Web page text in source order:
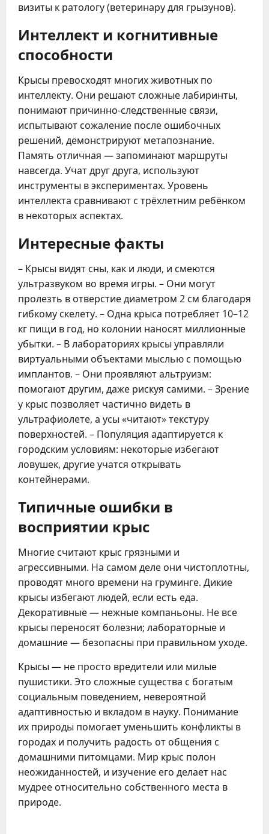
визиты к ратологу (ветеринару для грызунов).
Интеллект и когнитивные
способности
Крысы превосходят многих животных по
интеллекту. Они решают сложные лабиринты,
понимают причинно-следственные связи,
испытывают сожаление после ошибочных
решений, демонстрируют метапознание.
Память отличная — запоминают маршруты
навсегда. Учат друг друга, используют
инструменты в экспериментах. Уровень
интеллекта сравнивают с трёхлетним ребёнком
в некоторых аспектах.
Интересные факты
– Крысы видят сны, как и люди, и смеются
ультразвуком во время игры. – Они могут
пролезть в отверстие диаметром 2 см благодаря
гибкому скелету. – Одна крыса потребляет 10–12
кг пищи в год, но колонии наносят миллионные
убытки. – В лабораториях крысы управляли
виртуальными объектами мыслью с помощью
имплантов. – Они проявляют альтруизм:
помогают другим, даже рискуя самими. – Зрение
у крыс позволяет частично видеть в
ультрафиолете, а усы «читают» текстуру
поверхностей. – Популяция адаптируется к
городским условиям: некоторые избегают
ловушек, другие учатся открывать
контейнерами.
Типичные ошибки в
восприятии крыс
Многие считают крыс грязными и
агрессивными. На самом деле они чистоплотны,
проводят много времени на груминге. Дикие
крысы избегают людей, если есть еда.
Декоративные — нежные компаньоны. Не все
крысы переносят болезни; лабораторные и
домашние — безопасны при правильном уходе.
Крысы — не просто вредители или милые
пушистики. Это сложные существа с богатым
социальным поведением, невероятной
адаптивностью и вкладом в науку. Понимание
их природы помогает уменьшить конфликты в
городах и получить радость от общения с
домашними питомцами. Мир крыс полон
неожиданностей, и изучение его делает нас
мудрее относительно собственного места в
природе.